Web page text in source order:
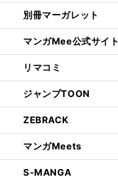
別冊マーガレット
マンガMee公式サイト
リマコミ
ジャンプTOON
ZEBRACK
マンガMeets
S-MANGA